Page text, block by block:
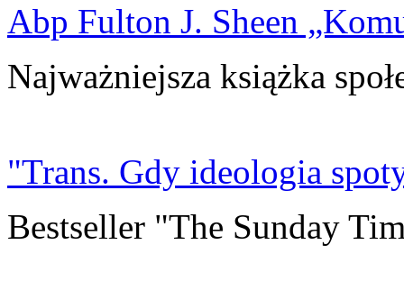
Abp Fulton J. Sheen
Najważniejsza książka
"Trans. Gdy ideologia
Bestseller "The Sunday